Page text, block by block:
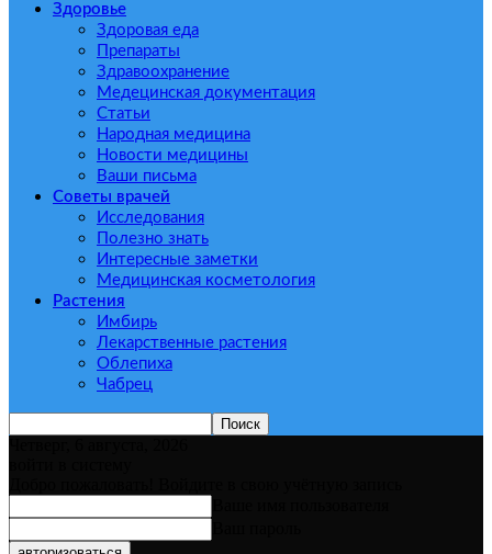
Здоровье
Здоровая еда
Препараты
Здравоохранение
Медецинская документация
Статьи
Народная медицина
Новости медицины
Ваши письма
Советы врачей
Исследования
Полезно знать
Интересные заметки
Медицинская косметология
Растения
Имбирь
Лекарственные растения
Облепиха
Чабрец